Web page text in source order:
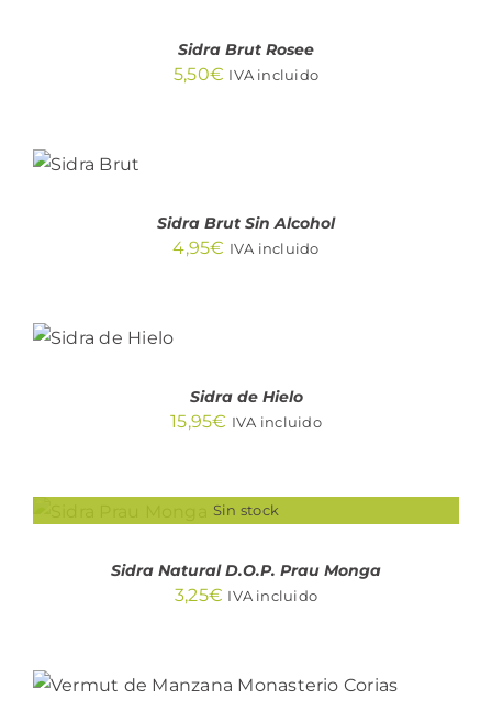
Sidra Brut Rosee
5,50€ IVA incluido
CARRITO
Sidra Brut Sin Alcohol
4,95€ IVA incluido
CARRITO
Sidra de Hielo
15,95€ IVA incluido
Sin stock
Sidra Natural D.O.P. Prau Monga
3,25€ IVA incluido
AÑADIR AL CARRITO
/